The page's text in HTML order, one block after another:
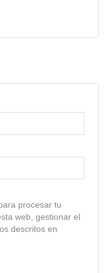
procesar tu
web, gestionar el
descritos en